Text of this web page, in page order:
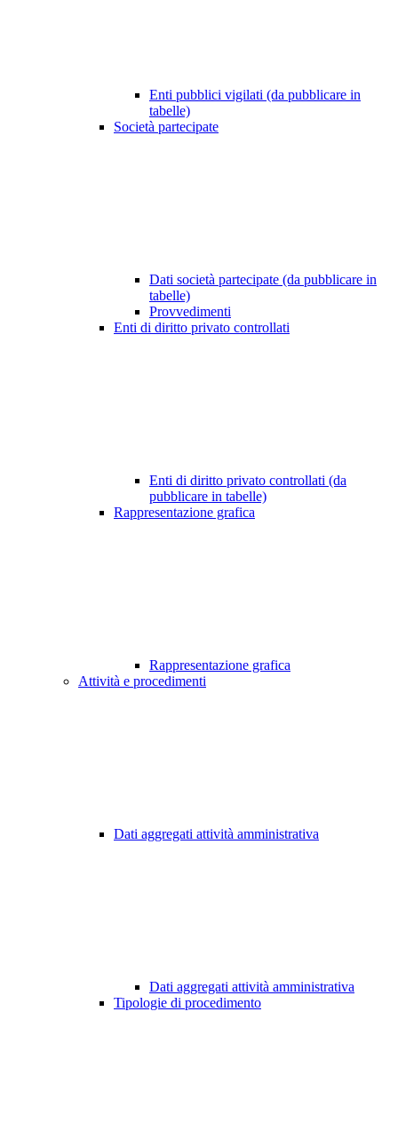
Enti pubblici vigilati (da pubblicare in
tabelle)
Società partecipate
Dati società partecipate (da pubblicare in
tabelle)
Provvedimenti
Enti di diritto privato controllati
Enti di diritto privato controllati (da
pubblicare in tabelle)
Rappresentazione grafica
Rappresentazione grafica
Attività e procedimenti
Dati aggregati attività amministrativa
Dati aggregati attività amministrativa
Tipologie di procedimento